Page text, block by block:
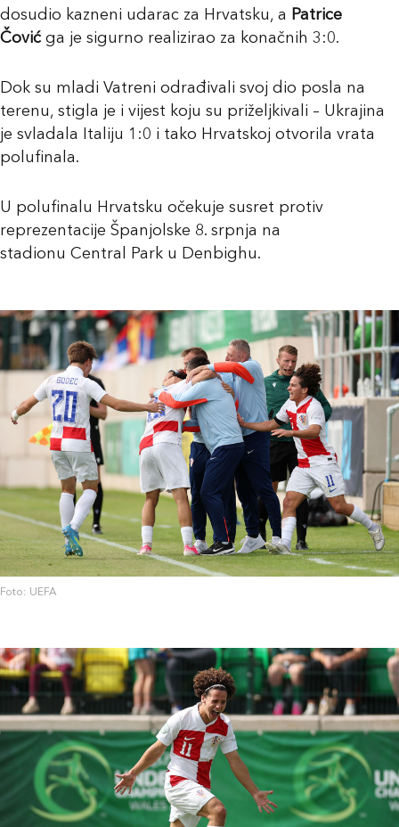
dosudio kazneni udarac za Hrvatsku, a Patrice
Čovićga je sigurno realizirao za konačnih 3:0.
Dok su mladi Vatreni odrađivali svoj dio posla na
terenu, stigla je i vijest koju su priželjkivali – Ukrajina
je svladala Italiju 1:0 i tako Hrvatskoj otvorila vrata
polufinala.
U polufinalu Hrvatsku očekuje susret protiv
reprezentacije Španjolske 8. srpnja na
stadionu Central Park u Denbighu.
Foto: UEFA